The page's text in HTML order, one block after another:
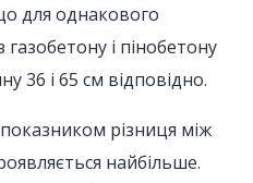
для однакового
і пінобетону
36 і 65 см відповідно.
різниця між
найбільше.